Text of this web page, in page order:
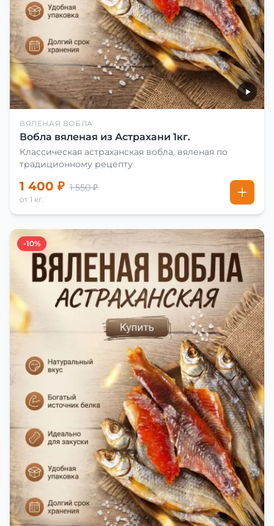
ВЯЛЕНАЯ ВОБЛА
Вобла вяленая из Астрахани 1кг.
Классическая астраханская вобла, вяленая по
традиционному рецепту
1 400 ₽ 1 550 ₽
от 1 кг.
-10%